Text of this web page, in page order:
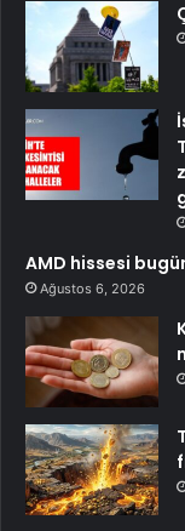
AMD hissesi
Ağustos 6, 2026